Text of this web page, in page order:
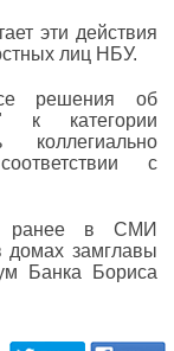
эти действия
лиц НБУ.
решения об
к категории
коллегиально
с
ранее в СМИ
домах замглавы
Банка Бориса